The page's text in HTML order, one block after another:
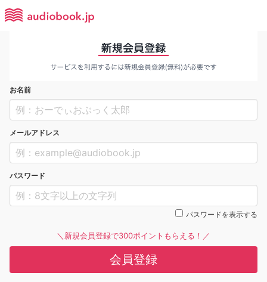
お名前
メールアドレス
パスワード
パスワードを表示する
＼新規会員登録で300ポイントもらえる！／
会員登録